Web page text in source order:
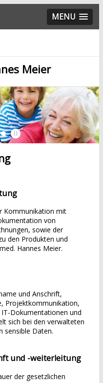
MENU
Meier
Kommunikation mit
von
sowie der
den Produkten und
Hannes Meier.
und Anschrift,
Projektkommunikation,
Dokumentationen und
sich bei den verwalteten
sensible Daten.
und -weiterleitung
der gesetzlichen